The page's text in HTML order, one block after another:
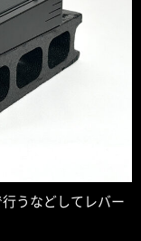
うなどしてレバー